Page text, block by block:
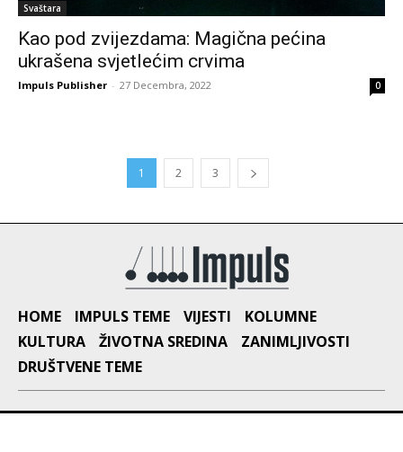
Svaštara
Kao pod zvijezdama: Magična pećina
ukrašena svjetlećim crvima
Impuls Publisher - 27 Decembra, 2022 0
1 2 3
HOME IMPULS TEME VIJESTI
KOLUMNE
KULTURA
ŽIVOTNA SREDINA
ZANIMLJIVOSTI
DRUŠTVENE TEME